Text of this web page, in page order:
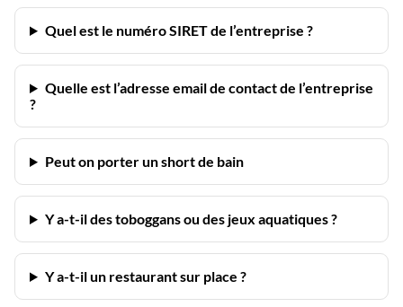
Quel est le numéro SIRET de l’entreprise ?
Quelle est l’adresse email de contact de l’entreprise
?
Peut on porter un short de bain
Y a-t-il des toboggans ou des jeux aquatiques ?
Y a-t-il un restaurant sur place ?